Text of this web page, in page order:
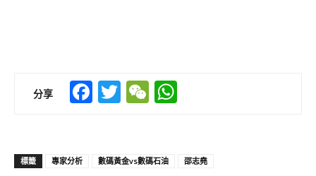
分享 Facebook
TwitterWeChat
標籤 專家分析 數碼黃金vs數碼石油 邵志堯